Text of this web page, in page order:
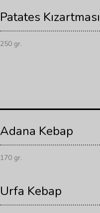
Patates Kızartması
250 gr.
Adana Kebap
170 gr.
Urfa Kebap